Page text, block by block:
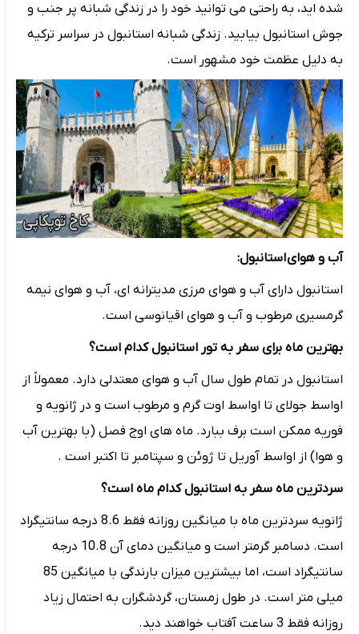
شده اید، به راحتی می توانید خود را در زندگی شبانه پر جنب و
جوش استانبول بیابید. زندگی شبانه استانبول در سراسر ترکیه
به دلیل عظمت خود مشهور است.
آب و هوایاستانبول:
استانبول دارای آب و هوای مرزی مدیترانه ای، آب و هوای نیمه
گرمسیری مرطوب و آب و هوای اقیانوسی است.
بهترین ماه برای سفر به تور استانبول کدام است؟
استانبول در تمام طول سال آب و هوای معتدلی دارد. معمولاً از
اواسط جولای تا اواسط اوت گرم و مرطوب است و در ژانویه و
فوریه ممکن است برف ببارد. ماه های اوج فصل (با بهترین آب
و هوا) از اواسط آوریل تا ژوئن و سپتامبر تا اکتبر است .
سردترین ماه سفر به استانبول کدام ماه است؟
ژانویه سردترین ماه با میانگین روزانه فقط 8.6 درجه سانتیگراد
است. دسامبر گرمتر است و میانگین دمای آن 10.8 درجه
سانتیگراد است، اما بیشترین میزان بارندگی با میانگین 85
میلی متر است. در طول زمستان، گردشگران به احتمال زیاد
روزانه فقط 3 ساعت آفتاب خواهند دید.